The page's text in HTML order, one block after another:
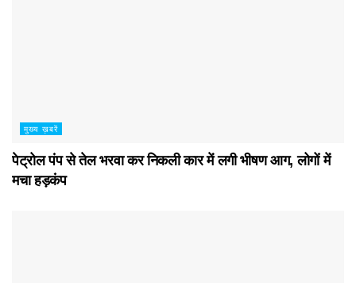
मुख्य ख़बरें
पेट्रोल पंप से तेल भरवा कर निकली कार में लगी भीषण आग, लोगों में
मचा हड़कंप